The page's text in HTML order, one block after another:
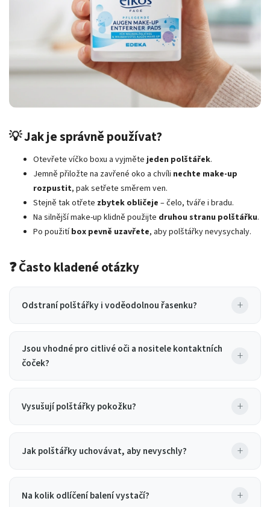
💡 Jak je správně používat?
Otevřete víčko boxu a vyjměte jeden polštářek.
Jemně přiložte na zavřené oko a chvíli nechte make-up
rozpustit, pak setřete směrem ven.
Stejně tak otřete zbytek obličeje – čelo, tváře i bradu.
Na silnější make-up klidně použijte druhou stranu polštářku.
Po použitíbox pevně uzavřete, aby polštářky nevysychaly.
❓ Často kladené otázky
Odstraní polštářky i voděodolnou řasenku? +
Jsou vhodné pro citlivé oči a nositele kontaktních
čoček?
+
Vysušují polštářky pokožku? +
Jak polštářky uchovávat, aby nevyschly? +
Na kolik odlíčení balení vystačí? +